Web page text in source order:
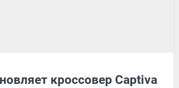
кроссовер Captiva